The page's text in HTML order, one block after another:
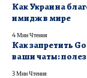
Как Украина
имидж в мире
4 Мин Чтения
Как запретить
ваши чаты:
3 Мин Чтения